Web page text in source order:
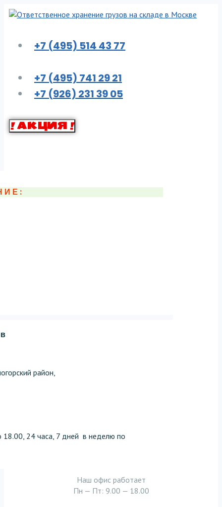
Перейти
+7 (495) 514 43 77
+7 (495) 741 29 21
+7 (926) 231 39 05
! АКЦИЯ !
район,
24 часа, 7 дней в неделю по
Наш офис работает
Пн — Пт: 9.00 — 18.00